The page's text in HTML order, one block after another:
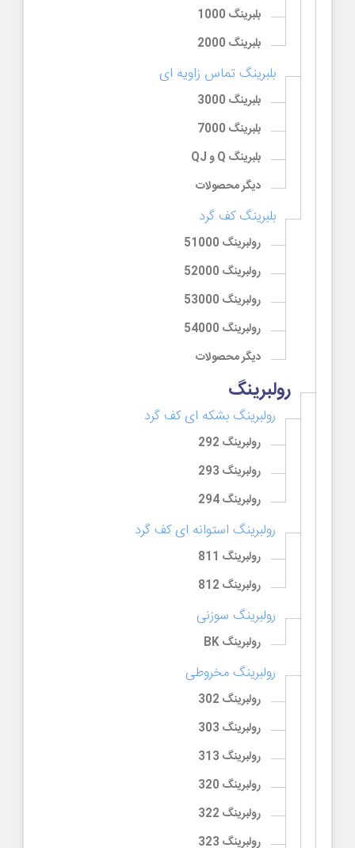
بلبرینگ 1000
بلبرینگ 2000
بلبرینگ تماس زاویه ای
بلبرینگ 3000
بلبرینگ 7000
بلبرینگ Q و QJ
دیگر محصولات
بلبرینگ کف گرد
رولبرینگ 51000
رولبرینگ 52000
رولبرینگ 53000
رولبرینگ 54000
دیگر محصولات
رولبرینگ
رولبرینگ بشکه ای کف گرد
رولبرینگ 292
رولبرینگ 293
رولبرینگ 294
رولبرینگ استوانه ای کف گرد
رولبرینگ 811
رولبرینگ 812
رولبرینگ سوزنی
رولبرینگ BK
رولبرینگ مخروطی
رولبرینگ 302
رولبرینگ 303
رولبرینگ 313
رولبرینگ 320
رولبرینگ 322
رولبرینگ 323